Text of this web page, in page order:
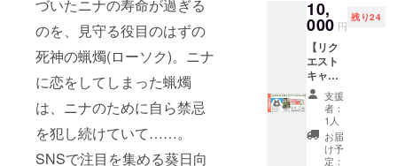
づいたニナの寿命が過ぎる
のを、見守る役目のはずの
死神の蝋燭(ローソク)。ニナ
に恋をしてしまった蝋燭
は、ニナのために自ら禁忌
を犯し続けていて……。
SNSで注目を集める葵日向
☆(2)国
内発送
に限り
ます。
クリッ
クポス
トにて
発送予
定で
す。単
行本発
コース
限定で
共通で
す)
☆(1)ク
レジッ
ト用の
お名前
は10文
字以内
巻(電子)
データ
(JPEG)
(4)著者
描き下
ろしお
礼イラ
スト
データ
(JPEG
・全
コース
10,
000 円
残り24
【リク
エスト
キャラ
アイコ
ンコー
ス】 (1)
単行本1
巻(紙・
電子と
支援
者：
1人
お届
け予
定：